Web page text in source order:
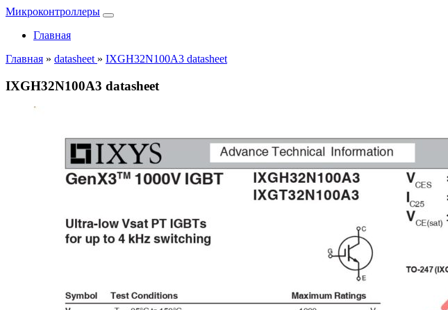
Микроконтроллеры
Главная
Главная » datasheet » IXGH32N100A3 datasheet
IXGH32N100A3 datasheet